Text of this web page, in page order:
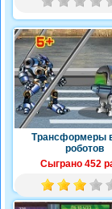
Трансформеры
роботов
Сыграно 452